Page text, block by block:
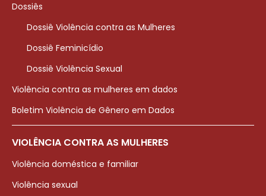
Dossiês
Dossiê Violência contra as Mulheres
Dossiê Feminicídio
Dossiê Violência Sexual
Violência contra as mulheres em dados
Boletim Violência de Gênero em Dados
VIOLÊNCIA CONTRA AS MULHERES
Violência doméstica e familiar
Violência sexual